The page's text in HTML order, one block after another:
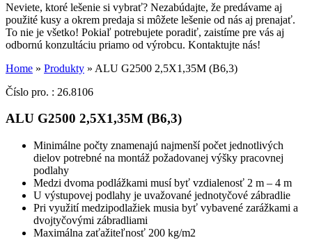
Neviete, ktoré lešenie si vybrať? Nezabúdajte, že predávame aj
použité kusy a okrem predaja si môžete lešenie od nás aj prenajať.
To nie je všetko! Pokiaľ potrebujete poradiť, zaistíme pre vás aj
odbornú konzultáciu priamo od výrobcu. Kontaktujte nás!
Home » Produkty » ALU G2500 2,5X1,35M (B6,3)
Číslo pro. : 26.8106
ALU G2500 2,5X1,35M (B6,3)
Minimálne počty znamenajú najmenší počet jednotlivých
dielov potrebné na montáž požadovanej výšky pracovnej
podlahy
Medzi dvoma podlážkami musí byť vzdialenosť 2 m – 4 m
U výstupovej podlahy je uvažované jednotyčové zábradlie
Pri využití medzipodlažiek musia byť vybavené zarážkami a
dvojtyčovými zábradliami
Maximálna zaťažiteľnosť 200 kg/m2